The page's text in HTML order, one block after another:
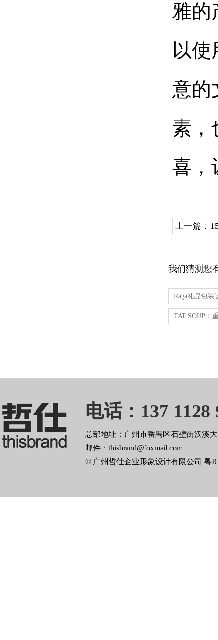
雅的
以使
意的
素，
喜，
上一篇：
我们猜测您
Raga礼品包
TAT SOUP：
电话：137 1128
总部地址：广州市番禺区石壁街汉溪
邮件：thisbrand@foxmail.com
© 广州哲仕企业形象设计有限公司 粤